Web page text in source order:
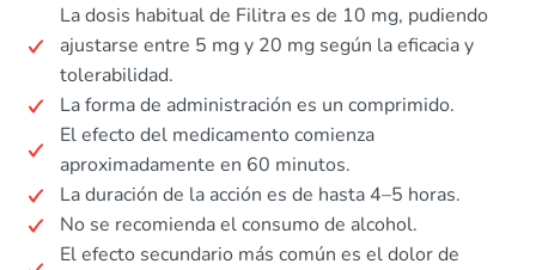
La dosis habitual de Filitra es de 10 mg, pudiendo
ajustarse entre 5 mg y 20 mg según la eficacia y
tolerabilidad.
La forma de administración es un comprimido.
El efecto del medicamento comienza
aproximadamente en 60 minutos.
La duración de la acción es de hasta 4–5 horas.
No se recomienda el consumo de alcohol.
El efecto secundario más común es el dolor de